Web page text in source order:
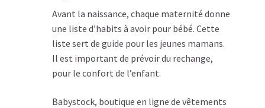
Avant la naissance, chaque maternité donne
une liste d’habits à avoir pour bébé. Cette
liste sert de guide pour les jeunes mamans.
Il est important de prévoir du rechange,
pour le confort de l’enfant.
Babystock, boutique en ligne de vêtements